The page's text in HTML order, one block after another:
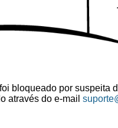
bloqueado por suspeita
através do e-mail